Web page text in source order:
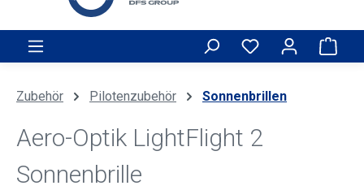
Zubehör Pilotenzubehör Sonnenbrillen
Aero-Optik LightFlight 2
Sonnenbrille